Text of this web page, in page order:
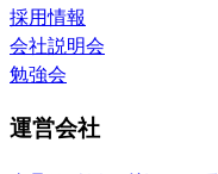
採用情報
会社説明会
勉強会
運営会社